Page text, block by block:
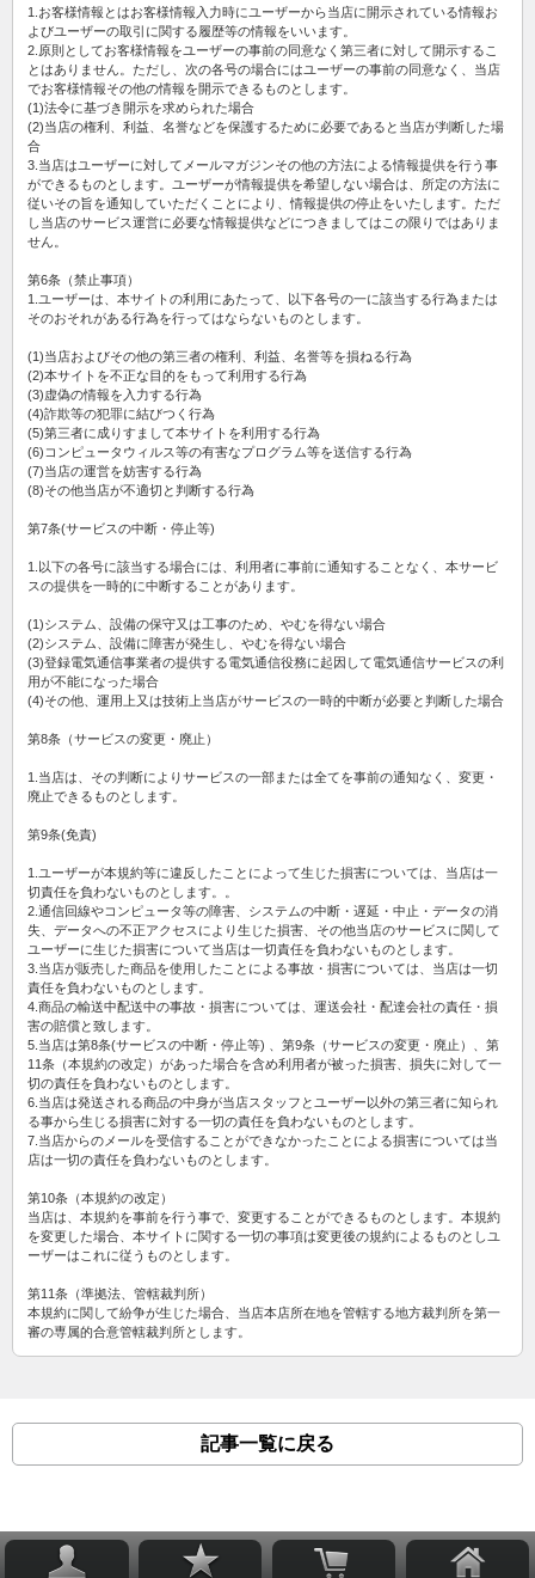
1.お客様情報とはお客様情報入力時にユーザーから当店に開示されている情報お
よびユーザーの取引に関する履歴等の情報をいいます。
2.原則としてお客様情報をユーザーの事前の同意なく第三者に対して開示するこ
とはありません。ただし、次の各号の場合にはユーザーの事前の同意なく、当店
でお客様情報その他の情報を開示できるものとします。
(1)法令に基づき開示を求められた場合
(2)当店の権利、利益、名誉などを保護するために必要であると当店が判断した場
合
3.当店はユーザーに対してメールマガジンその他の方法による情報提供を行う事
ができるものとします。ユーザーが情報提供を希望しない場合は、所定の方法に
従いその旨を通知していただくことにより、情報提供の停止をいたします。ただ
し当店のサービス運営に必要な情報提供などにつきましてはこの限りではありま
せん。
第6条（禁止事項）
1.ユーザーは、本サイトの利用にあたって、以下各号の一に該当する行為または
そのおそれがある行為を行ってはならないものとします。
(1)当店およびその他の第三者の権利、利益、名誉等を損ねる行為
(2)本サイトを不正な目的をもって利用する行為
(3)虚偽の情報を入力する行為
(4)詐欺等の犯罪に結びつく行為
(5)第三者に成りすまして本サイトを利用する行為
(6)コンピュータウィルス等の有害なプログラム等を送信する行為
(7)当店の運営を妨害する行為
(8)その他当店が不適切と判断する行為
第7条(サービスの中断・停止等)
1.以下の各号に該当する場合には、利用者に事前に通知することなく、本サービ
スの提供を一時的に中断することがあります。
(1)システム、設備の保守又は工事のため、やむを得ない場合
(2)システム、設備に障害が発生し、やむを得ない場合
(3)登録電気通信事業者の提供する電気通信役務に起因して電気通信サービスの利
用が不能になった場合
(4)その他、運用上又は技術上当店がサービスの一時的中断が必要と判断した場合
第8条（サービスの変更・廃止）
1.当店は、その判断によりサービスの一部または全てを事前の通知なく、変更・
廃止できるものとします。
第9条(免責)
1.ユーザーが本規約等に違反したことによって生じた損害については、当店は一
切責任を負わないものとします。。
2.通信回線やコンピュータ等の障害、システムの中断・遅延・中止・データの消
失、データへの不正アクセスにより生じた損害、その他当店のサービスに関して
ユーザーに生じた損害について当店は一切責任を負わないものとします。
3.当店が販売した商品を使用したことによる事故・損害については、当店は一切
責任を負わないものとします。
4.商品の輸送中配送中の事故・損害については、運送会社・配達会社の責任・損
害の賠償と致します。
5.当店は第8条(サービスの中断・停止等) 、第9条（サービスの変更・廃止）、第
11条（本規約の改定）があった場合を含め利用者が被った損害、損失に対して一
切の責任を負わないものとします。
6.当店は発送される商品の中身が当店スタッフとユーザー以外の第三者に知られ
る事から生じる損害に対する一切の責任を負わないものとします。
7.当店からのメールを受信することができなかったことによる損害については当
店は一切の責任を負わないものとします。
第10条（本規約の改定）
当店は、本規約を事前を行う事で、変更することができるものとします。本規約
を変更した場合、本サイトに関する一切の事項は変更後の規約によるものとしユ
ーザーはこれに従うものとします。
第11条（準拠法、管轄裁判所）
本規約に関して紛争が生じた場合、当店本店所在地を管轄する地方裁判所を第一
審の専属的合意管轄裁判所とします。
記事一覧に戻る